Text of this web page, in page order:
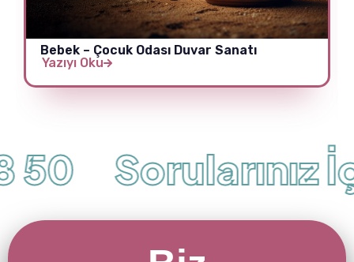
Bebek – Çocuk Odası Duvar Sanatı
Yazıyı Oku
Sorularınız